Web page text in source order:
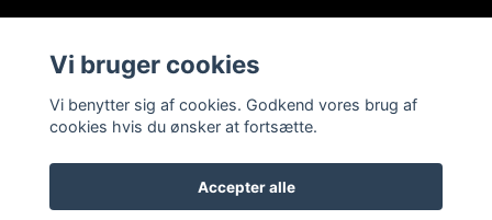
Vi bruger cookies
Vi benytter sig af cookies. Godkend vores brug af
cookies hvis du ønsker at fortsætte.
Accepter alle